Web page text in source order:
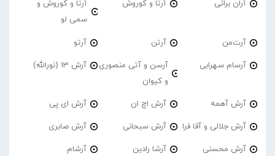
آران براتی آرتا و کوروش
آرتا و کوروش و
سمی لو
آرت‌من آرتن آرتو
آرسام سهرابی
آرسن و آتی منصوری
و کیوان
آرش 13 (نورالله)
آرش آهمه آرش اچ ان آرش ای پی
آرش جلالی و آقا فرا آرش سبحانی آرش صابری
آرش محسنی آرشا رادین آرشام